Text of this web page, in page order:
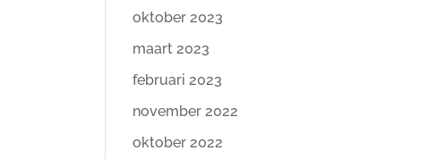
oktober 2023
maart 2023
februari 2023
november 2022
oktober 2022